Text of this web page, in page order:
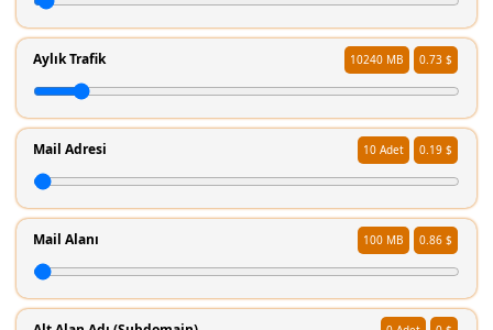
Aylık Trafik 10240 0.73 $
Mail Adresi 10 0.19 $
Mail Alanı 100 0.86 $